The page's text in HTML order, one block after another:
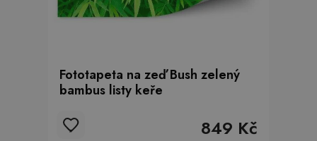
Fototapeta na zeď Bush zelený
bambus listy keře
849 Kč